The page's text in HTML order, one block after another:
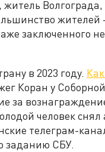
заключенного не
в 2023 году.
Коран у
за
человек
телеграм-
заданию СБУ.